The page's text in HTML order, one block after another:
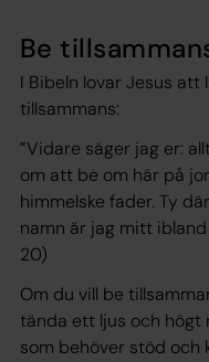
Be
I Bibeln lovar Jesus att
tillsammans:
”Vidare säger jag er:
om att be om här på
himmelske fader. Ty
namn är jag mitt ibland
20)
Om du vill be
tända ett ljus och högt
som behöver stöd och